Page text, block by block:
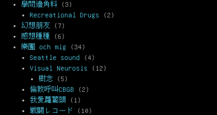
學問邊角料 (3)
Recreational Drugs (2)
幻想朋友 (7)
感想種種 (6)
樂團 och mig (34)
Seattle sound (4)
Visual Neurosis (12)
樹念 (5)
倫敦呼叫CBGB (2)
我愛蘿蔔頭 (1)
戦闘レコード
(10)